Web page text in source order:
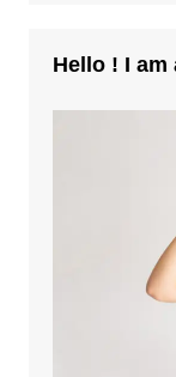
Hello ! I am